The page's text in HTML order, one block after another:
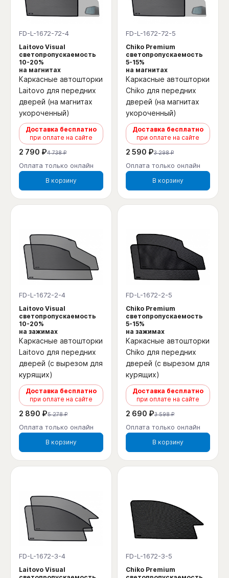
FD-L-1672-72-4
Laitovo Visual
светопропускаемость
10-20%
на магнитах
Каркасные автошторки
Laitovo для передних
дверей (на магнитах
укороченный)
Доставка бесплатно
при оплате на сайте
2 790 ₽4 738 ₽
Оплата только онлайн
В корзину
FD-L-1672-72-5
Chiko Premium
светопропускаемость
5-15%
на магнитах
Каркасные автошторки
Chiko для передних
дверей (на магнитах
укороченный)
Доставка бесплатно
при оплате на сайте
2 590 ₽3 298 ₽
Оплата только онлайн
В корзину
FD-L-1672-2-4
Laitovo Visual
светопропускаемость
10-20%
на зажимах
Каркасные автошторки
Laitovo для передних
дверей (с вырезом для
курящих)
Доставка бесплатно
при оплате на сайте
2 890 ₽5 278 ₽
Оплата только онлайн
В корзину
FD-L-1672-2-5
Chiko Premium
светопропускаемость
5-15%
на зажимах
Каркасные автошторки
Chiko для передних
дверей (с вырезом для
курящих)
Доставка бесплатно
при оплате на сайте
2 690 ₽3 598 ₽
Оплата только онлайн
В корзину
FD-L-1672-3-4
Laitovo Visual
FD-L-1672-3-5
Chiko Premium